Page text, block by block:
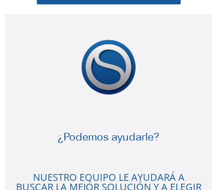
¿Podemos ayudarle?
NUESTRO EQUIPO LE AYUDARÁ A
BUSCAR LA MEJOR SOLUCIÓN Y A ELEGIR